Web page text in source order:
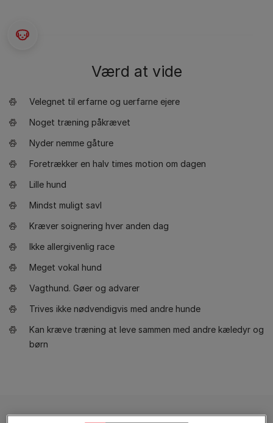
Værd at vide
Velegnet til erfarne og uerfarne ejere
Noget træning påkrævet
Nyder nemme gåture
Foretrækker en halv times motion om dagen
Lille hund
Mindst muligt savl
Kræver soignering hver anden dag
Ikke allergivenlig race
Meget vokal hund
Vagthund. Gøer og advarer
Trives ikke nødvendigvis med andre hunde
Kan kræve træning at leve sammen med andre kæledyr og
børn